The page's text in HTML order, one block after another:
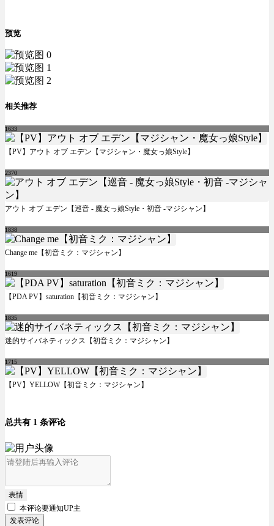
预览
相关推荐
1633
【PV】アウト オブ エデン【マジシャン・魔女っ娘Style】
2370
アウト オブ エデン【巡音 - 魔女っ娘Style・初音 -マジシャン】
1838
Change me【初音ミク：マジシャン】
1619
【PDA PV】saturation【初音ミク：マジシャン】
1835
迷的サイバネティックス【初音ミク：マジシャン】
1715
【PV】YELLOW【初音ミク：マジシャン】
总共有 1 条评论
表情
本评论要通知UP主
发表评论